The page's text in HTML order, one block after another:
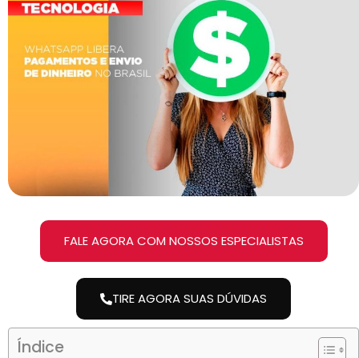
FALE AGORA COM NOSSOS ESPECIALISTAS
TIRE AGORA SUAS DÚVIDAS
Índice